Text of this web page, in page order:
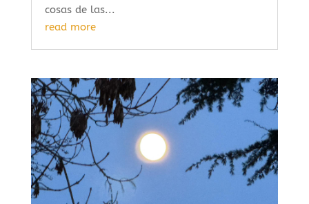
cosas de las...
read more